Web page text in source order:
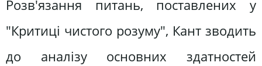
Розв'язання питань, поставлених у
"Критиці чистого розуму", Кант зводить
до аналізу основних здатностей